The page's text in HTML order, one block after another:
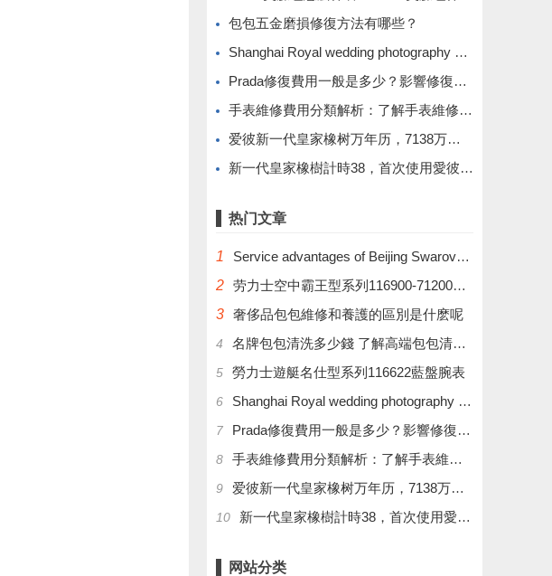
​包包五金磨損修復方法有哪些？
Shanghai Royal wedding photography costumes and props
​Prada修復費用一般是多少？影響修復費用的因素解析
​手表維修費用分類解析：了解手表維修價格的不同類型
爱彼新一代皇家橡树万年历，7138万年历机芯构造
新一代皇家橡樹計時38，首次使用愛彼自產機芯。
热门文章
1
Service advantages of Beijing Swarovski Wedding Photography
2 劳力士空中霸王型系列116900-71200腕表
3 奢侈品包包維修和養護的區別是什麽呢
4 名牌包包清洗多少錢 了解高端包包清洗的費用
5 勞力士遊艇名仕型系列116622藍盤腕表
6 Shanghai Royal wedding photography costumes and props
7 ​Prada修復費用一般是多少？影響修復費用的因素解析
8 ​手表維修費用分類解析：了解手表維修價格的不同類型
9 爱彼新一代皇家橡树万年历，7138万年历机芯构造
10 新一代皇家橡樹計時38，首次使用愛彼自產機芯。
网站分类